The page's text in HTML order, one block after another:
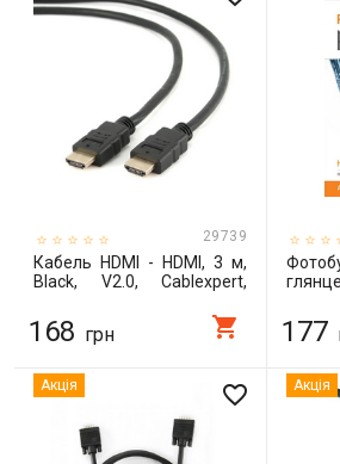
29739
Кабель HDMI - HDMI, 3 м,
Black, V2.0, Cablexpert,
(CC-HDMI4-10)
168 грн shopping_cart 177
favorite_border
Акція Акція